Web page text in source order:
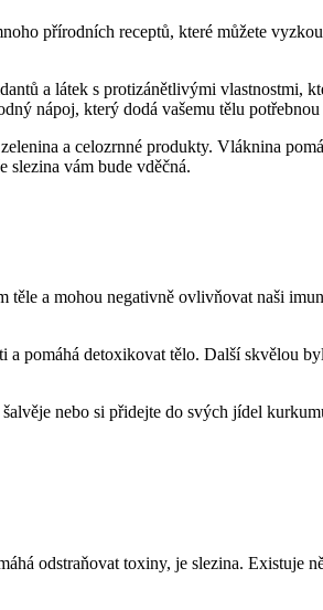
​přírodních receptů, které ​můžete
a látek s protizánětlivými vlastnostmi,
nápoj, který dodá ⁢vašemu tělu
a celozrnné produkty. Vláknina
slezina vám ⁢bude vděčná.
těle a ‍mohou negativně ovlivňovat‍ naši
a pomáhá detoxikovat ‌tělo. Další skvělou
nebo si přidejte do svých ​jídel
odstraňovat ​toxiny, je slezina. Existuje‍